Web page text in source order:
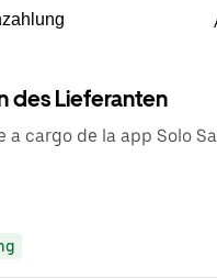
des Lieferanten
a cargo de la app Solo